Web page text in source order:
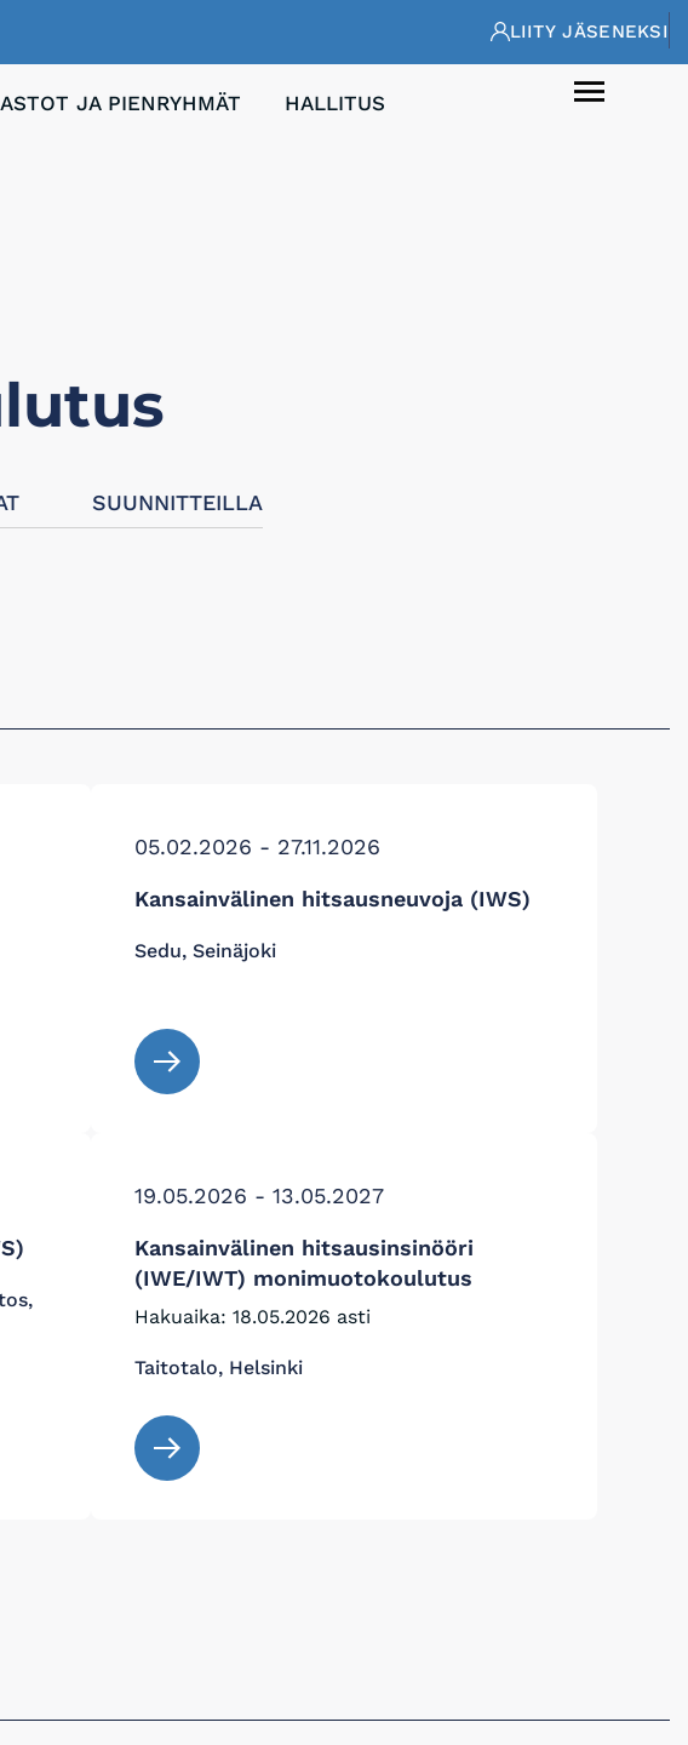
LIITY JÄSENEKSI
JA PIENRYHMÄT HALLITUS
SUUNNITTEILLA
05.02.2026 - 27.11.2026
Kansainvälinen hitsausneuvoja (IWS)
Sedu, Seinäjoki
19.05.2026 - 13.05.2027
Kansainvälinen hitsausinsinööri
(IWE/IWT) monimuotokoulutus
Hakuaika: 18.05.2026 asti
Taitotalo, Helsinki